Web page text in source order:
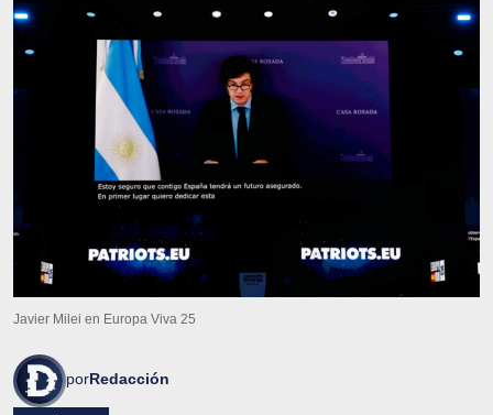
Javier Milei en Europa Viva 25
porRedacción